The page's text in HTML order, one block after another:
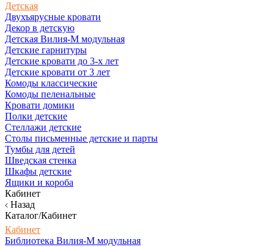
Детская
Двухъярусные кровати
Декор в детскую
Детская Вилия-М модульная
Детские гарнитуры
Детские кровати до 3-х лет
Детские кровати от 3 лет
Комоды классические
Комоды пеленальные
Кровати домики
Полки детские
Стеллажи детские
Столы письменные детские и парты
Тумбы для детей
Шведская стенка
Шкафы детские
Ящики и короба
Кабинет
Назад
Каталог/Кабинет
Кабинет
Библиотека Вилия-М модульная